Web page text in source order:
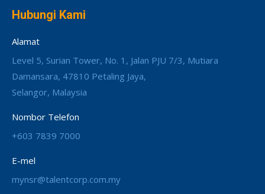
Hubungi Kami
Alamat
Level 5, Surian Tower, No. 1, Jalan PJU 7/3, Mutiara
Damansara, 47810 Petaling Jaya,
Selangor, Malaysia
Nombor Telefon
+603 7839 7000
E-mel
mynsr@talentcorp.com.my